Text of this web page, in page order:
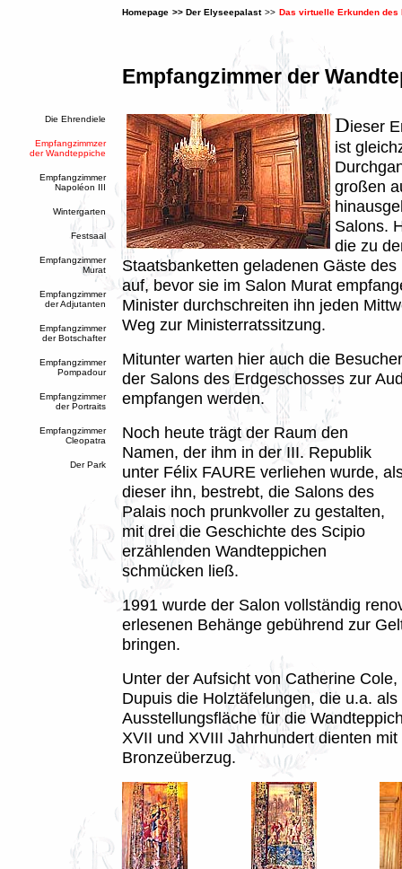
Homepage >> Der Elyseepalast >> Das virtuelle Erkunden des
Empfangzimmer der
Die Ehrendiele
Empfangzimmzer
der Wandteppiche
Empfangzimmer
Napoléon III
Wintergarten
Festsaal
Empfangzimmer
Murat
Empfangzimmer
der Adjutanten
Empfangzimmer
der Botschafter
Empfangzimmer
Pompadour
Empfangzimmer
der Portraits
Empfangzimmer
Cleopatra
Der Park
Dieser
ist
großen
Salons.
die zu
Staatsbanketten geladenen Gäste des
auf, bevor sie im Salon Murat
Minister durchschreiten ihn jeden
Weg zur Ministerratssitzung.
Mitunter warten hier auch die
der Salons des Erdgeschosses zur
empfangen werden.
Noch heute trägt der Raum den
Namen, der ihm in der III. Republik
unter Félix FAURE verliehen wurde,
dieser ihn, bestrebt, die Salons des
Palais noch prunkvoller zu gestalten,
mit drei die Geschichte des Scipio
erzählenden Wandteppichen
schmücken ließ.
1991 wurde der Salon vollständig
erlesenen Behänge gebührend zur
bringen.
Unter der Aufsicht von Catherine
Dupuis die Holztäfelungen, die u.a. als
Ausstellungsfläche für die
XVII und XVIII Jahrhundert dienten
Bronzeüberzug.